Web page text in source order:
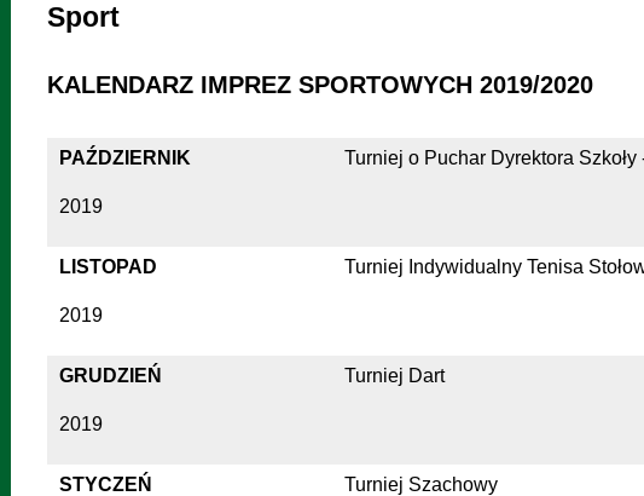
Sport
KALENDARZ IMPREZ SPORTOWYCH 2019/2020
PAŹDZIERNIK
2019
Turniej o Puchar Dyrektora Szkoły
LISTOPAD
2019
Turniej Indywidualny Tenisa
GRUDZIEŃ
2019
Turniej Dart
STYCZEŃ Turniej Szachowy